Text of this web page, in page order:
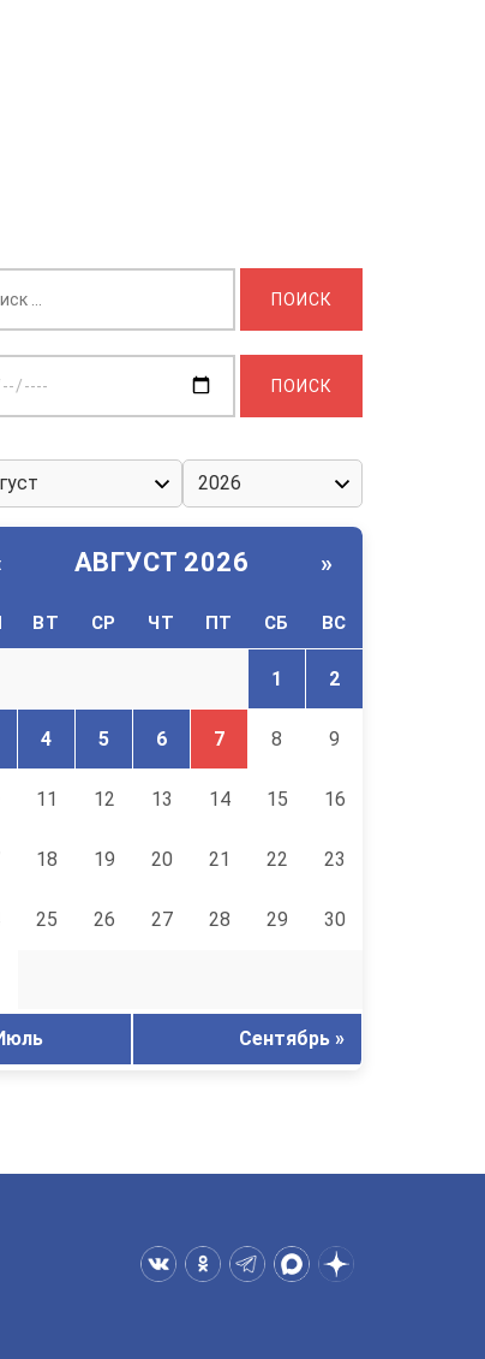
АВГУСТ 2026 »
ВТ СР ЧТ ПТ СБ ВС
1 2
4 5 6 7 8 9
11 12 13 14 15 16
18 19 20 21 22 23
25 26 27 28 29 30
Сентябрь »